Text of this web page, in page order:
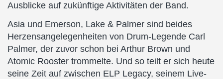
Ausblicke auf zukünftige Aktivitäten der Band.
Asia und Emerson, Lake & Palmer sind beides
Herzensangelegenheiten von Drum-Legende Carl
Palmer, der zuvor schon bei Arthur Brown und
Atomic Rooster trommelte. Und so teilt er sich heute
seine Zeit auf zwischen ELP Legacy, seinem Live-